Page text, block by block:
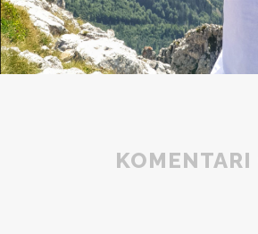
KOMENTARI